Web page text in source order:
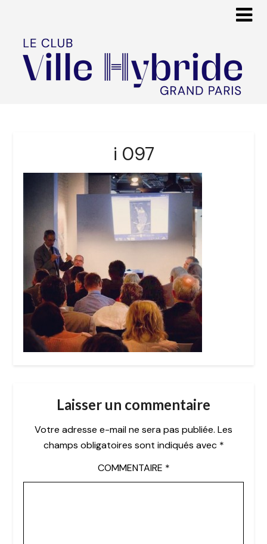
i 097
Laisser un commentaire
Votre adresse e-mail ne sera pas publiée. Les
champs obligatoires sont indiqués avec *
COMMENTAIRE *